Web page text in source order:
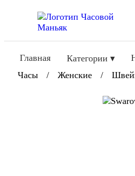
Главная Категории ▾
Часы
/ Женские /